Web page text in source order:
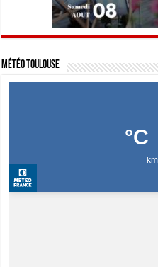
Météo Toulouse